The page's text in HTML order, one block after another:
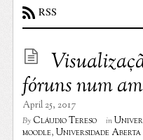
RSS
fóruns num
April 25, 2017
By Cláudio Tereso in
moodle,Universidade Aberta